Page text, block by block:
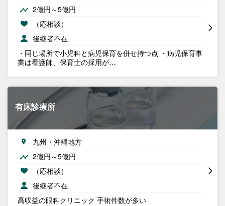
2億円～5億円
（応相談）
後継者不在
・同じ場所で小児科と病児保育を併せ持つ点 ・病児保育事
業は看護師、保育士の採用が…
有床診療所
九州・沖縄地方
2億円～5億円
（応相談）
後継者不在
高収益の眼科クリニック 手術件数が多い